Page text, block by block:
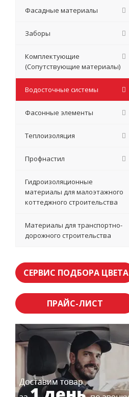
Фасадные материалы
Заборы
Комплектующие
(Сопутствующие материалы)
Водосточные системы
Фасонные элементы
Теплоизоляция
Профнастил
Гидроизоляционные
материалы для малоэтажного
коттеджного строительства
Материалы для транспортно-
дорожного строительства
СЕРВИС ПОДБОРА ЦВЕТА
ПРАЙС-ЛИСТ